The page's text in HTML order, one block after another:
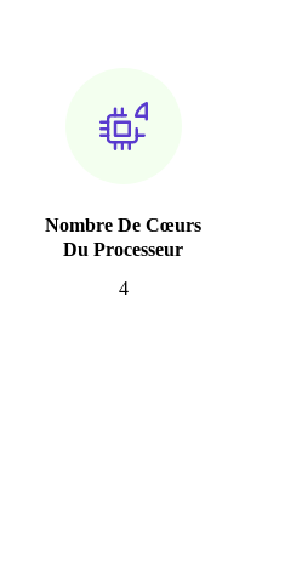
Nombre De Cœurs
Du Processeur
4